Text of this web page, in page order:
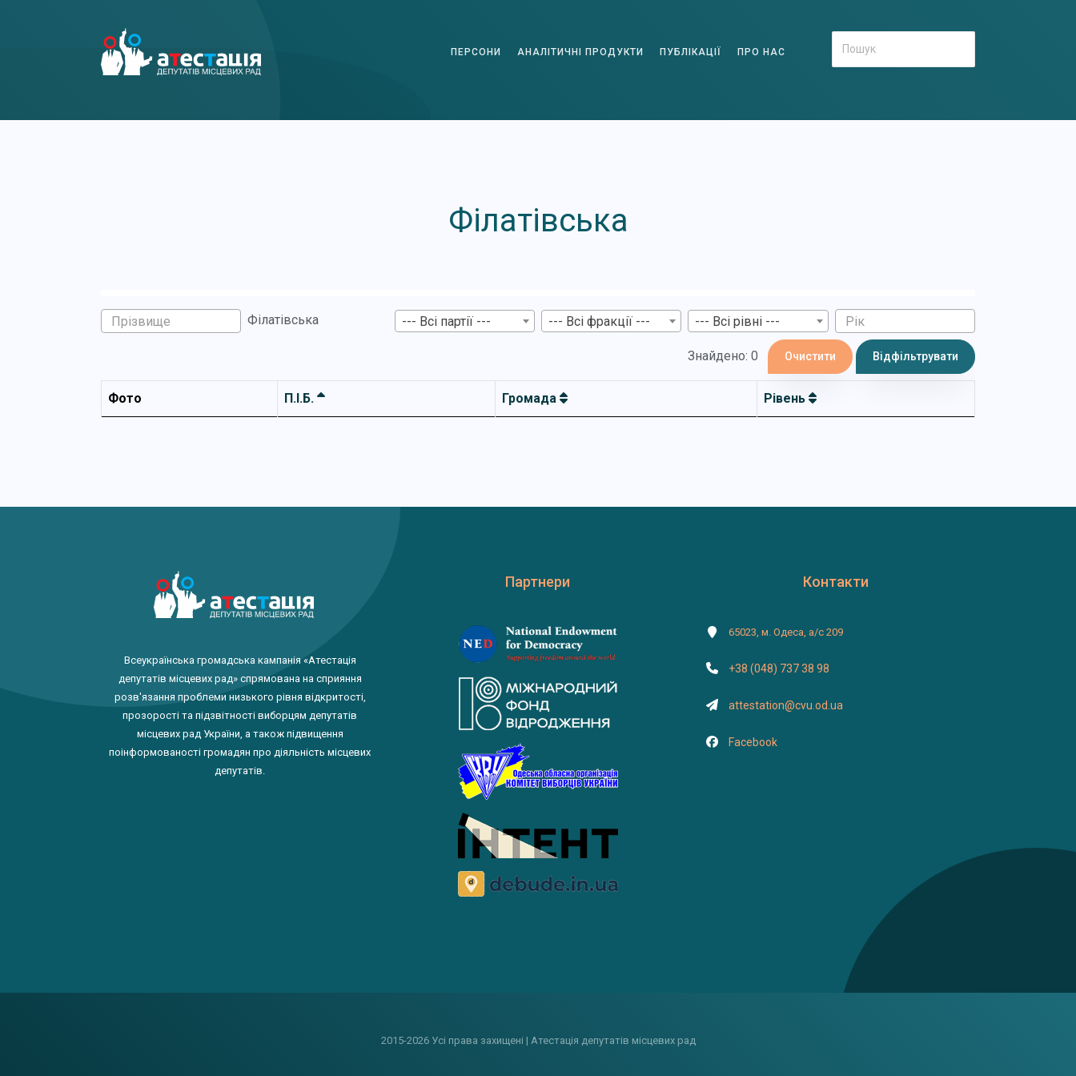
ПЕРСОНИ АНАЛІТИЧНІ ПРОДУКТИ ПУБЛІКАЦІЇ ПРО НАС
Філатівська
Філатівська --- Всі партії --- --- Всі фракції --- --- Всі рівні ---
Знайдено: 0 Очистити Відфільтрувати
Фото П.І.Б. Громада Рівень
Всеукраїнська громадська кампанія «Атестація
депутатів місцевих рад» спрямована на сприяння
розв'язання проблеми низького рівня відкритості,
прозорості та підзвітності виборцям депутатів
місцевих рад України, а також підвищення
поінформованості громадян про діяльність місцевих
депутатів.
Партнери Контакти
65023, м. Одеса, а/с 209
+38 (048) 737 38 98
attestation@cvu.od.ua
Facebook
2015-2026 Усі права захищені | Атестація депутатів місцевих рад